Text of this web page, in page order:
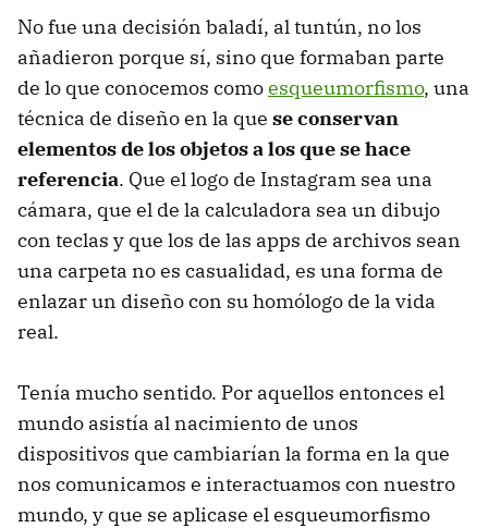
No fue una decisión baladí, al tuntún, no los
añadieron porque sí, sino que formaban parte
de lo que conocemos comoesqueumorfismo, una
técnica de diseño en la que se conservan
elementos de los objetos a los que se hace
referencia. Que el logo de Instagram sea una
cámara, que el de la calculadora sea un dibujo
con teclas y que los de las apps de archivos sean
una carpeta no es casualidad, es una forma de
enlazar un diseño con su homólogo de la vida
real.
Tenía mucho sentido. Por aquellos entonces el
mundo asistía al nacimiento de unos
dispositivos que cambiarían la forma en la que
nos comunicamos e interactuamos con nuestro
mundo, y que se aplicase el esqueumorfismo